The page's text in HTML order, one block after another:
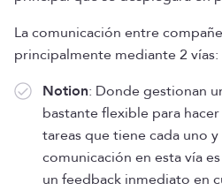
La comunicación entre
principalmente mediante 2 vías:
Notion: Donde gestionan
bastante flexible para
tareas que tiene cada uno y
comunicación en esta vía
un feedback inmediato en